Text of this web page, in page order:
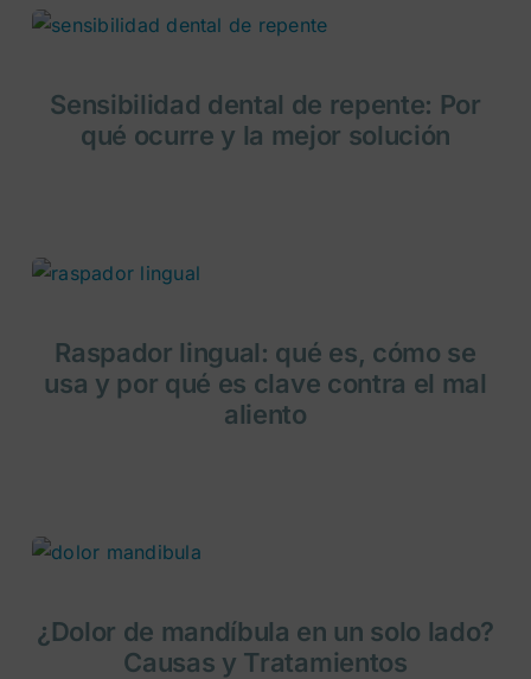
Sensibilidad dental de repente: Por
qué ocurre y la mejor solución
Raspador lingual: qué es, cómo se
usa y por qué es clave contra el mal
aliento
¿Dolor de mandíbula en un solo lado?
Causas y Tratamientos